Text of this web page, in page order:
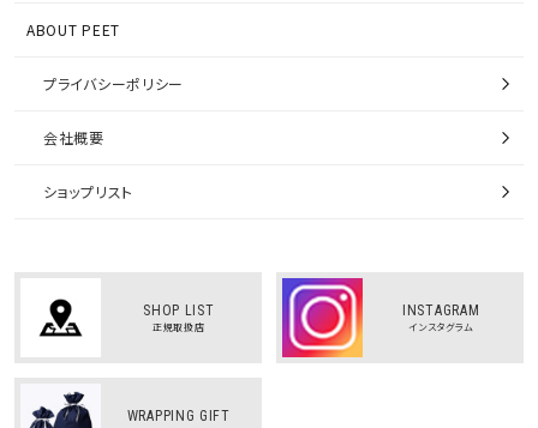
ABOUT PEET
プライバシーポリシー
会社概要
ショップリスト
SHOP LIST
正規取扱店
INSTAGRAM
インスタグラム
WRAPPING GIFT